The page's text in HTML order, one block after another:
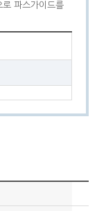
파스가이드를